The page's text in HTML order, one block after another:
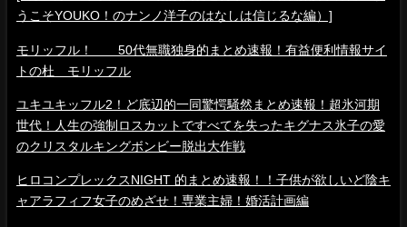
うこそYOUKO！のナンノ洋子のはなしは信じるな編）]
モリッフル！ 50代無職独身的まとめ速報！有益便利情報サイ
トの杜 モリッフル
ユキユキッフル2！ど底辺的一同驚愕騒然まとめ速報！超氷河期
世代！人生の強制ロスカットですべてを失ったキグナス氷子の愛
のクリスタルキングボンビー脱出大作戦
ヒロコンプレックスNIGHT 的まとめ速報！！子供が欲しいど陰キ
ャアラフィフ女子のめざせ！専業主婦！婚活計画編